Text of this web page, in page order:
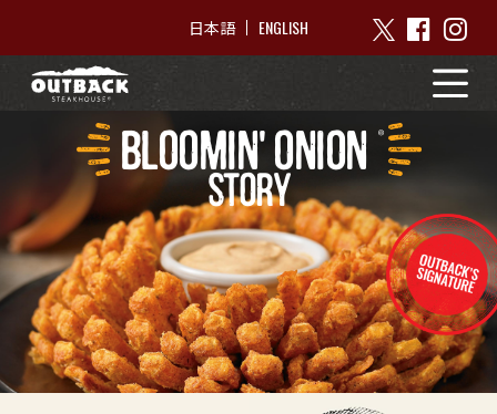
日本語 ENGLISH
BLOOMIN' ONION
STORY